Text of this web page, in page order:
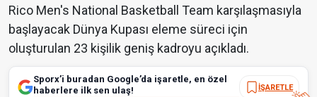
Rico Men's National Basketball Team karşılaşmasıyla
başlayacak Dünya Kupası eleme süreci için
oluşturulan 23 kişilik geniş kadroyu açıkladı.
Sporx’i buradan Google’da işaretle, en özel
haberlere ilk sen ulaş!
İŞARETLE